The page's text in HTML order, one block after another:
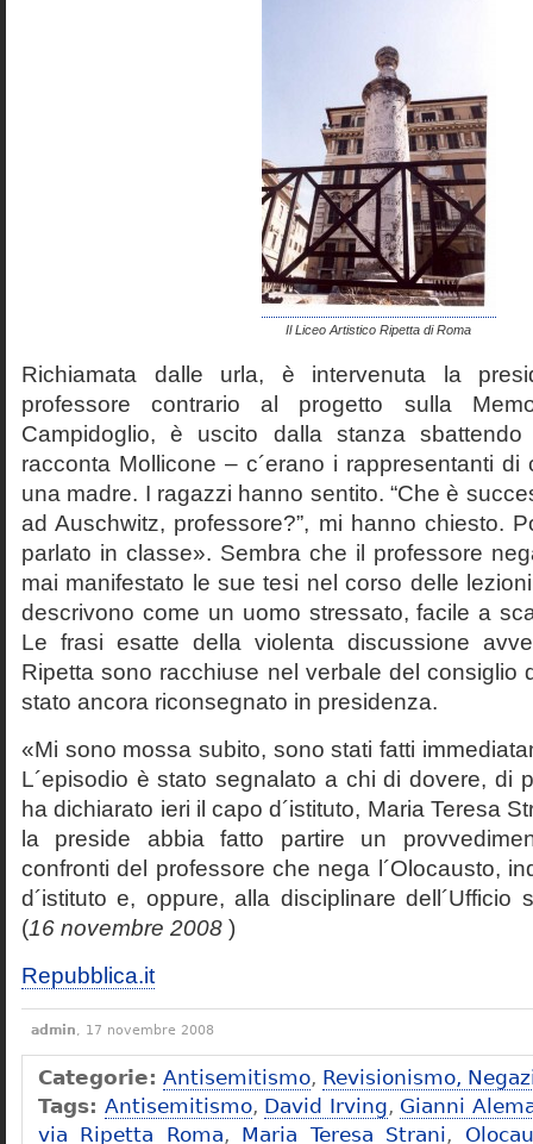
Il Liceo Artistico Ripetta di Roma
Richiamata dalle urla, è intervenuta la
professore contrario al progetto sulla
Campidoglio, è uscito dalla stanza
racconta Mollicone – c´erano i rappresentanti
una madre. I ragazzi hanno sentito. “Che è
ad Auschwitz, professore?”, mi hanno chiesto.
parlato in classe». Sembra che il professore
mai manifestato le sue tesi nel corso delle
descrivono come un uomo stressato, facile a
Le frasi esatte della violenta discussione
Ripetta sono racchiuse nel verbale del consiglio
stato ancora riconsegnato in presidenza.
«Mi sono mossa subito, sono stati fatti
L´episodio è stato segnalato a chi di dovere, di
ha dichiarato ieri il capo d´istituto, Maria Teresa
la preside abbia fatto partire un
confronti del professore che nega l´Olocausto,
d´istituto e, oppure, alla disciplinare dell´Ufficio
(16 novembre 2008 )
Repubblica.it
admin, 17 novembre 2008
Categorie: Antisemitismo, Revisionismo,
Tags: Antisemitismo, David Irving, Gianni
via Ripetta Roma, Maria Teresa Strani,